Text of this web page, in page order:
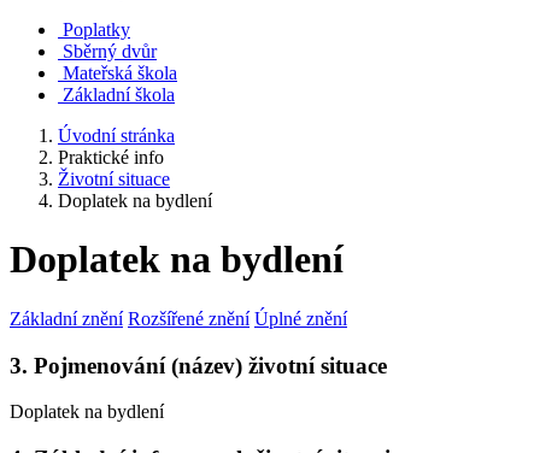
Poplatky
Sběrný dvůr
Mateřská škola
Základní škola
Úvodní stránka
Praktické info
Životní situace
Doplatek na bydlení
Doplatek na bydlení
Základní znění Rozšířené znění Úplné znění
3. Pojmenování (název) životní situace
Doplatek na bydlení